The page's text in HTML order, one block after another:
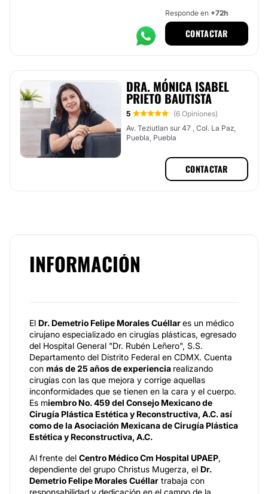
Responde en +72h
CONTACTAR
DRA. MÓNICA ISABEL
PRIETO BAUTISTA
5
(6 Opiniones)
Av. Teziutlan sur 47 , Col. La Paz,
Puebla, Puebla
CONTACTAR
INFORMACIÓN
El Dr. Demetrio Felipe Morales Cuéllares un médico
cirujano especializado en cirugías plásticas, egresado
del Hospital General "Dr. Rubén Leñero", S.S.
Departamento del Distrito Federal en CDMX. Cuenta
con más de 25 años de experiencia realizando
cirugías con las que mejora y corrige aquellas
inconformidades que se tienen en la cara y el cuerpo.
Es miembro No. 459 del Consejo Mexicano de
Cirugía Plástica Estética y Reconstructiva, A.C. así
como de laAsociación Mexicana de Cirugía Plástica
Estética y Reconstructiva, A.C.
Al frente del Centro Médico Cm Hospital UPAEP,
dependiente del grupo Christus Mugerza, el Dr.
Demetrio Felipe Morales Cuéllar trabaja con
responsabilidad y dedicación en el campo de la